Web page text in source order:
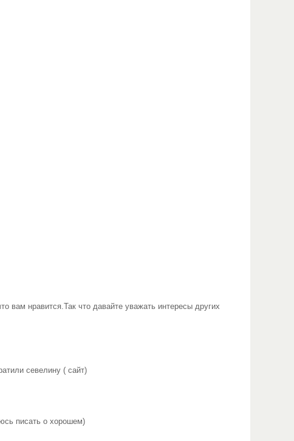
вам нравится.Так что давайте уважать интересы других
севелину ( сайт)
писать о хорошем)